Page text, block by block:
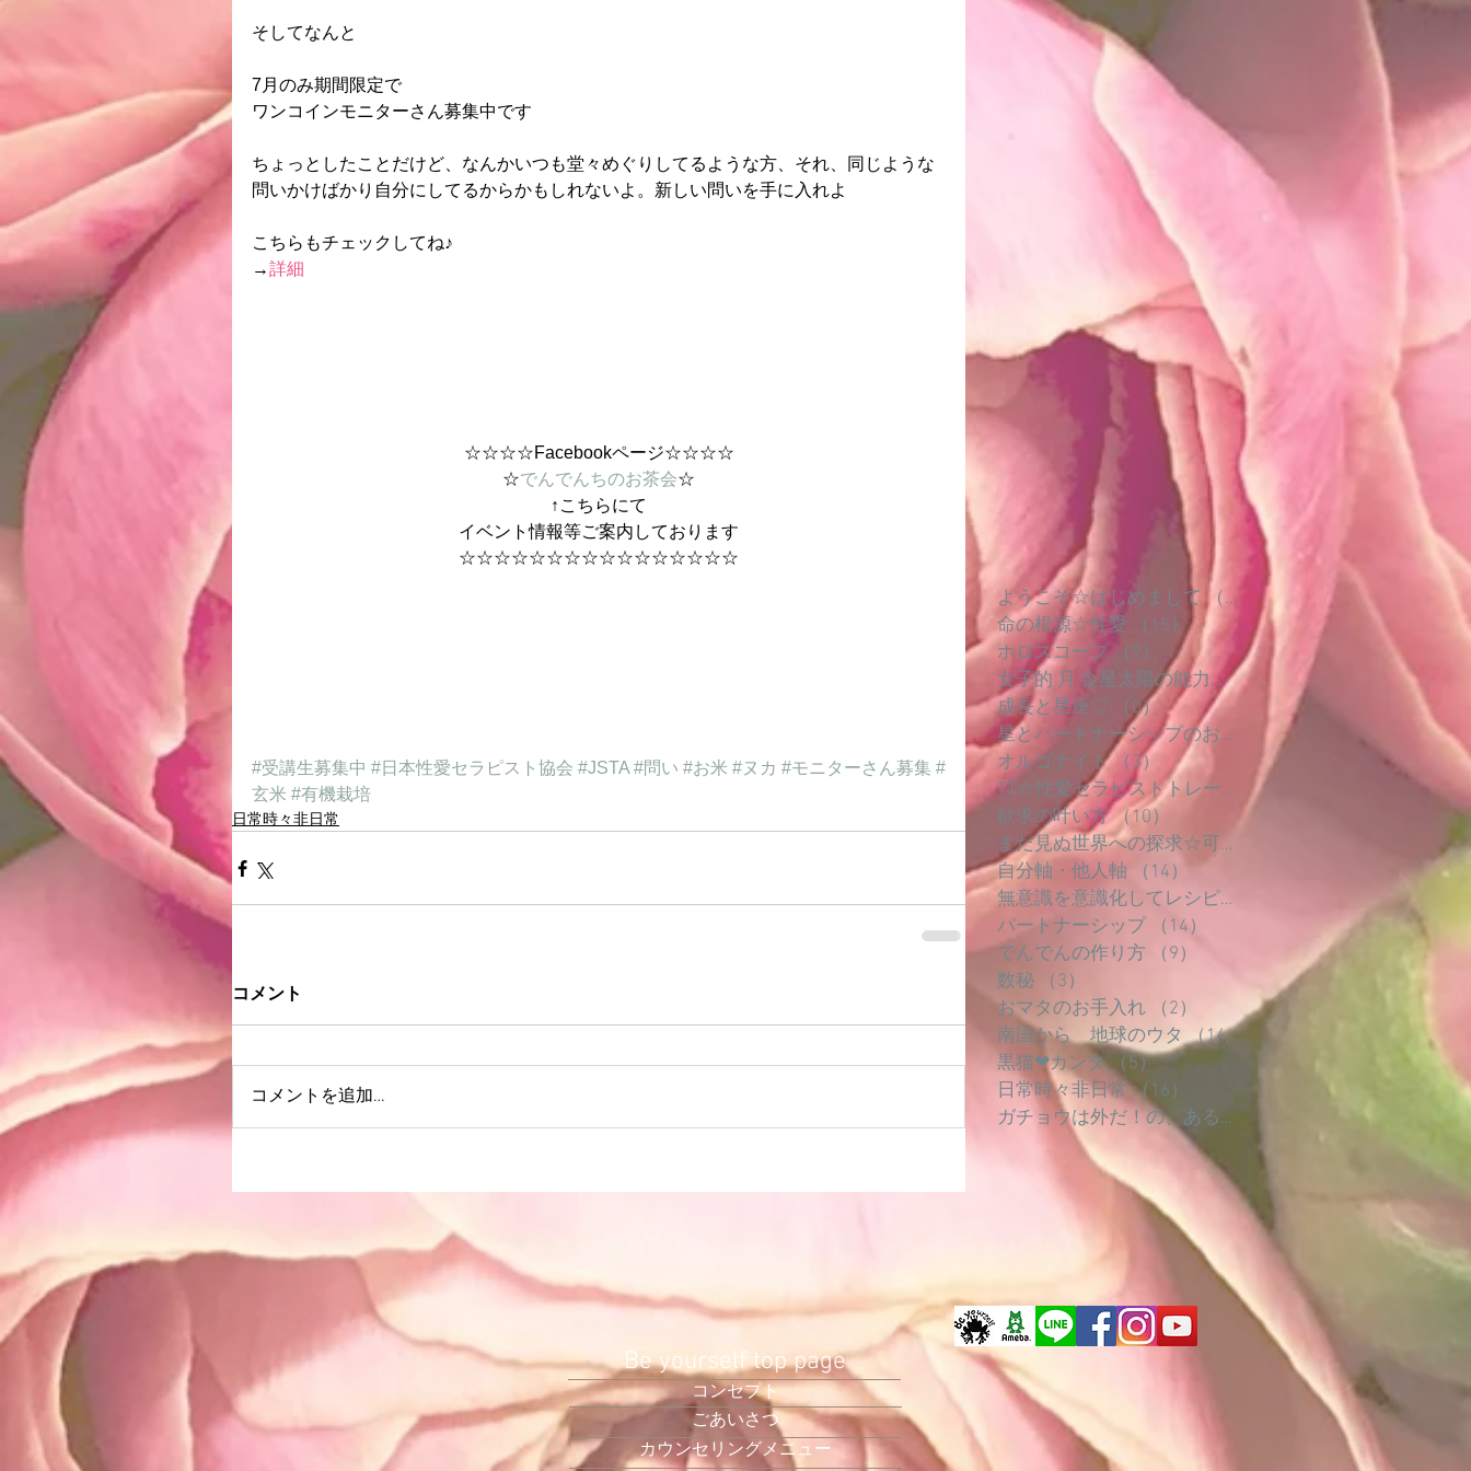
そしてなんと
7月のみ期間限定で
ワンコインモニターさん募集中です
ちょっとしたことだけど、なんかいつも堂々めぐりしてるような方、それ、同じような
問いかけばかり自分にしてるからかもしれないよ。新しい問いを手に入れよ
こちらもチェックしてね♪
→詳細
☆☆☆☆Facebookページ☆☆☆☆
☆でんでんちのお茶会☆
↑こちらにて
イベント情報等ご案内しております
☆☆☆☆☆☆☆☆☆☆☆☆☆☆☆☆
#受講生募集中 #日本性愛セラピスト協会 #JSTA #問い #お米 #ヌカ #モニターさん募集 #
玄米 #有機栽培
日常時々非日常
コメント
コメントを追加…
ようこそ☆はじめまして （3）
3件の記事
命の根源☆性愛
（15）15件の記事
ホロスコープ
（9）
9件の記事
女子的 月 金星太陽の能力を使いこなす
0件の記事
成長と星座♡
（0） 0件の記事
星とパートナーシップのお話
（0） 0件の記事
オルゴナイト （3）
3件の記事
TT☆性愛セラピストトレーナ
（15）
欲求の叶い方 （10）
10件の記事
まだ見ぬ世界への探求☆可能性
自分軸・他人軸
（14）
無意識を意識化してレシピにする
パートナーシップ
（14）
でんでんの作り方
（9）
数秘
（3）
おマタのお手入れ
（2）
2件の記事
南国から 地球のウタ （14）
黒猫❤︎カンタ （5）5件の記事
日常時々非日常 （16）
ガチョウは外だ！の、あるひとつの例
（4）4件の記事
Be yourself top page
ごあいさつ
コンセプト
カウンセリングメニュー